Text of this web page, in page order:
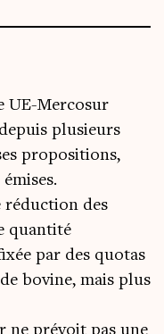
UE-Mercosur
plusieurs
propositions,
réduction des
quantité
par des quotas
bovine, mais plus